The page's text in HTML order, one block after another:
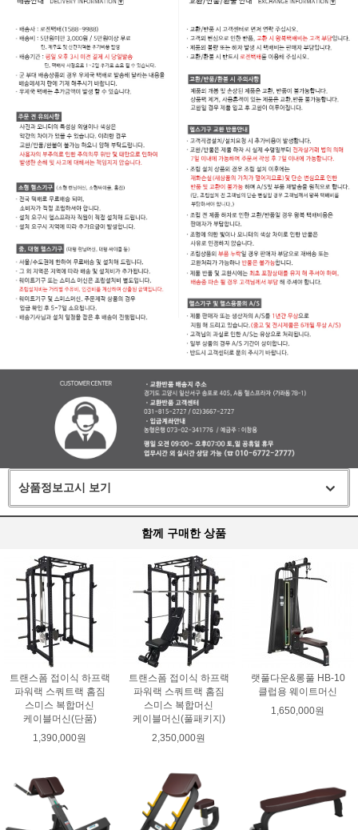
상품정보고시 보기
함께 구매한 상품
트랜스폼 접이식 하프랙
파워랙 스쿼트랙 홈짐
스미스 복합머신
케이블머신(단품)
1,390,000원
트랜스폼 접이식 하프랙
파워랙 스쿼트랙 홈짐
스미스 복합머신
케이블머신(풀패키지)
2,350,000원
랫풀다운&롱풀 HB-10
클럽용 웨이트머신
1,650,000원